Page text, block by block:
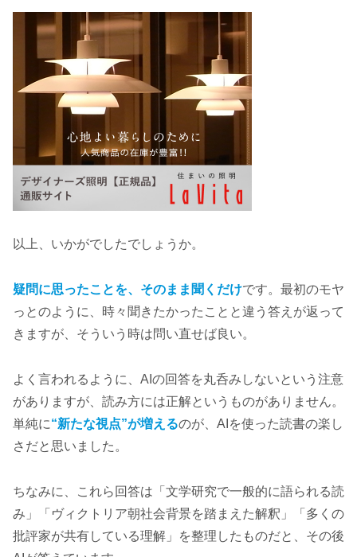
以上、いかがでしたでしょうか。
疑問に思ったことを、そのまま聞くだけです。最初のモヤ
っとのように、時々聞きたかったことと違う答えが返って
きますが、そういう時は問い直せば良い。
よく言われるように、AIの回答を丸呑みしないという注意
がありますが、読み方には正解というものがありません。
単純に“新たな視点”が増えるのが、AIを使った読書の楽し
さだと思いました。
ちなみに、これら回答は「文学研究で一般的に語られる読
み」「ヴィクトリア朝社会背景を踏まえた解釈」「多くの
批評家が共有している理解」を整理したものだと、その後